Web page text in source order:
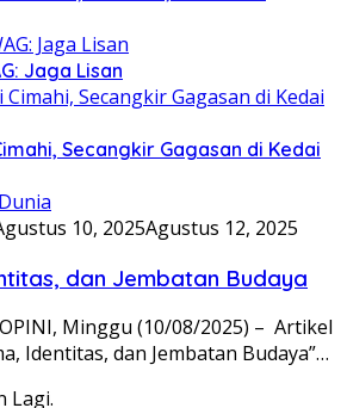
Jaga Lisan
Secangkir Gagasan di Kedai
10, 2025Agustus 12, 2025
dan Jembatan Budaya
OPINI, Minggu (10/08/2025) – Artikel
Identitas, dan Jembatan Budaya”…
Lagi.